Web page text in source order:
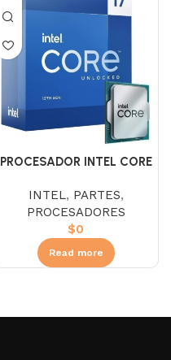
PROCESADOR INTEL CORE
DISIPADOR
INTEL, PARTES,
PROCESADORES
$0
Read more